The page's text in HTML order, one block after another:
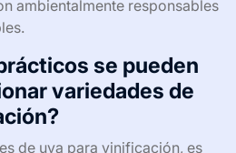
algunas variedades son más
permite un uso más eficiente
escasez. Además, la elección
promueve la biodiversidad
la viticultura también puede
ya que las uvas cultivadas de
tener un perfil de sabor más